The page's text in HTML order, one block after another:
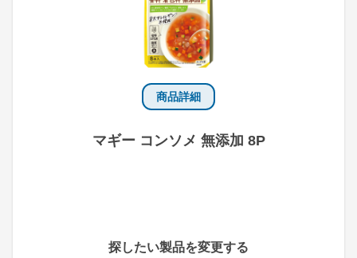
商品詳細
マギー コンソメ 無添加 8P
探したい製品を変更する